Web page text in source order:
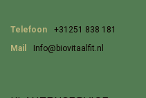
Telefoon
+31251 838 181
Mail
Info@biovitaalfit.nl